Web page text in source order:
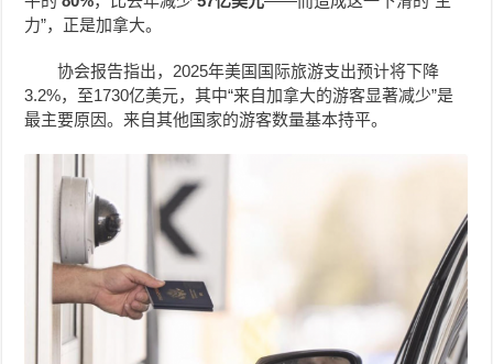
力”，正是加拿大。
协会报告指出，2025年美国国际旅游支出预计将下降
3.2%，至1730亿美元，其中“来自加拿大的游客显著减少”是
最主要原因。来自其他国家的游客数量基本持平。